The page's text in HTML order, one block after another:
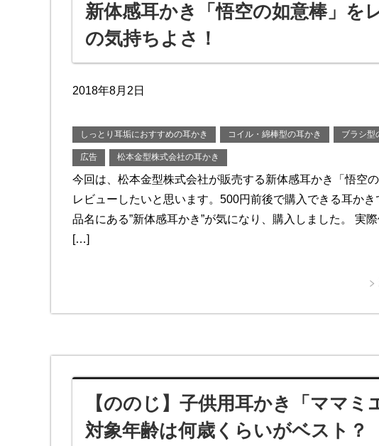
新体感耳かき「悟空の如意棒」を
の気持ちよさ！
2018年8月2日
しっとり耳垢におすすめの耳かき コイル・綿棒型の耳かき ブラシ型
広告 松本金型株式会社の耳かき
今回は、松本金型株式会社が販売する新体感耳かき「悟空
レビューしたいと思います。500円前後で購入できる耳かき
品名にある”新体感耳かき”が気になり、購入しました。 実
[…]
【ののじ】子供用耳かき「ママミ
対象年齢は何歳くらいがベスト？